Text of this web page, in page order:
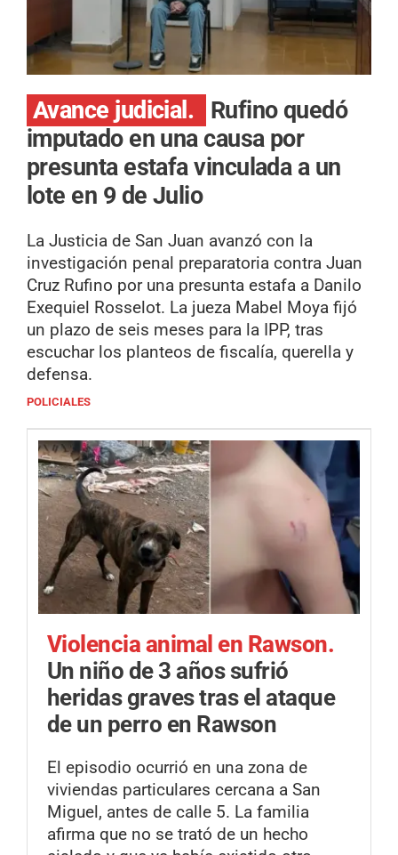
Avance judicial.
Rufino quedó
imputado en una causa por
presunta estafa vinculada a un
lote en 9 de Julio
La Justicia de San Juan avanzó con la
investigación penal preparatoria contra Juan
Cruz Rufino por una presunta estafa a Danilo
Exequiel Rosselot. La jueza Mabel Moya fijó
un plazo de seis meses para la IPP, tras
escuchar los planteos de fiscalía, querella y
defensa.
POLICIALES
Violencia animal en Rawson.
Un niño de 3 años sufrió
heridas graves tras el ataque
de un perro en Rawson
El episodio ocurrió en una zona de
viviendas particulares cercana a San
Miguel, antes de calle 5. La familia
afirma que no se trató de un hecho